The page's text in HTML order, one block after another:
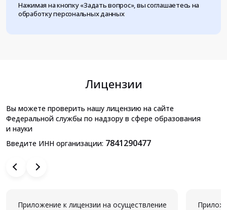
Нажимая на кнопку «Задать вопрос», вы соглашаетесь на
обработку персональных данных
Лицензии
Вы можете проверить нашу лицензию на сайте
Федеральной службы по надзору в сфере образования
и науки
Введите ИНН организации: 7841290477
Приложение к лицензии на осуществление